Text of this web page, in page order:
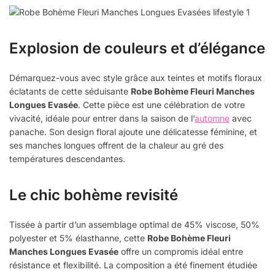
Explosion de couleurs et d’élégance
Démarquez-vous avec style grâce aux teintes et motifs floraux
éclatants de cette séduisante Robe Bohème Fleuri Manches
Longues Evasée. Cette pièce est une célébration de votre
vivacité, idéale pour entrer dans la saison de l’automne avec
panache. Son design floral ajoute une délicatesse féminine, et
ses manches longues offrent de la chaleur au gré des
températures descendantes.
Le chic bohème revisité
Tissée à partir d’un assemblage optimal de 45% viscose, 50%
polyester et 5% élasthanne, cette Robe Bohème Fleuri
Manches Longues Evasée offre un compromis idéal entre
résistance et flexibilité. La composition a été finement étudiée